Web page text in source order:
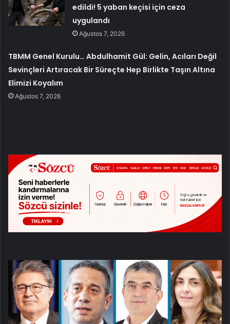
edildi! 5 yaban keçisi için ceza
uygulandı
Ağustos 7, 2026
TBMM Genel Kurulu… Abdulhamit Gül: Gelin, Acıları Değil
Sevinçleri Artıracak Bir Süreçte Hep Birlikte Taşın Altına
Elimizi Koyalım
Ağustos 7, 2026